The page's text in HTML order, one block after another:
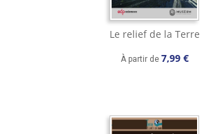
Le relief de la Terre
À partir de 7,99 €